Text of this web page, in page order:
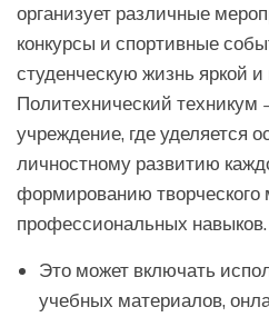
организует различные
конкурсы и спортивные
студенческую жизнь яркой
Политехнический техникум
учреждение, где уделяется
личностному развитию
формированию
профессиональных навыков.
Это может включать
учебных материалов,